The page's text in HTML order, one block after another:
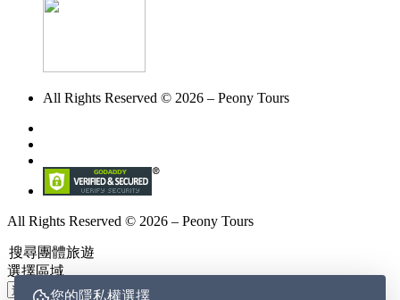
All Rights Reserved © 2026 – Peony Tours
All Rights Reserved © 2026 – Peony Tours
搜尋團體旅遊
選擇區域
您的隱私權選擇